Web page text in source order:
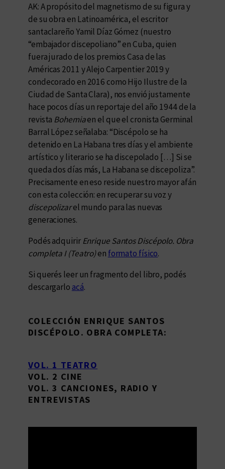
AK: A propósito del magnetismo de su figura y
de su obra en Latinoamérica, el escritor
santaclareño Yamil Díaz Gómez (nuestro
“embajador discepoliano” en Cuba, quien
fuera jurado de los premios Casa de las
Américas 2011 y Alejo Carpentier 2019 y
condecorado en 2016 como Hijo Ilustre de la
Ciudad de Santa Clara), nos envió justamente
hace pocos días un reportaje del año 1944 de la
revista Bohemiaen el que el cronista Germinal
Barral López señalaba: “Discépolo se ha
detenido en La Habana tres días y el ambiente
artístico y literario se ha discepolado […] Si se
queda dos días más, La Habana se discepoliza”.
Precisamente en eso reside nuestro mayor afán
con esta colección: en recuperar su voz y
discepolizarel mundo para las nuevas
generaciones.
Podés adquirirEnrique Santos Discépolo. Obra
completa I (Teatro)en formato físico.
Si querés leer un fragmento del libro, podés
descargarlo acá.
COLECCIÓN ENRIQUE SANTOS
DISCÉPOLO. OBRA COMPLETA:
VOL. 1 TEATRO
VOL. 2 CINE
VOL. 3 CANCIONES, RADIO Y
ENTREVISTAS